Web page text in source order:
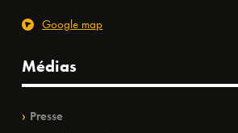
Google map
Médias
Presse